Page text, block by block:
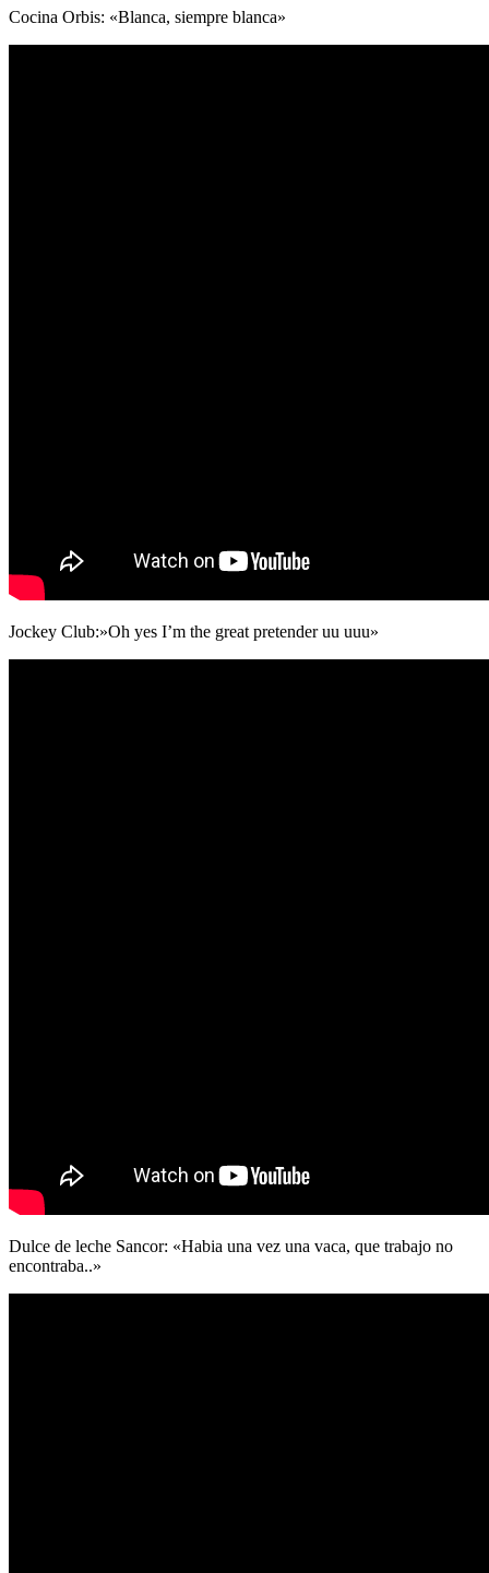
Cocina Orbis: «Blanca, siempre blanca»
Jockey Club:»Oh yes I’m the great pretender uu uuu»
Dulce de leche Sancor: «Habia una vez una vaca, que trabajo no
encontraba..»